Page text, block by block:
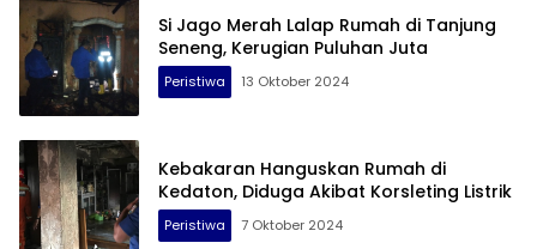
Si Jago Merah Lalap Rumah di Tanjung
Seneng, Kerugian Puluhan Juta
Peristiwa 13 Oktober 2024
Kebakaran Hanguskan Rumah di
Kedaton, Diduga Akibat Korsleting Listrik
Peristiwa 7 Oktober 2024